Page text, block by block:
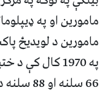
مامورین د لویدیځ
په 1970 کال
66